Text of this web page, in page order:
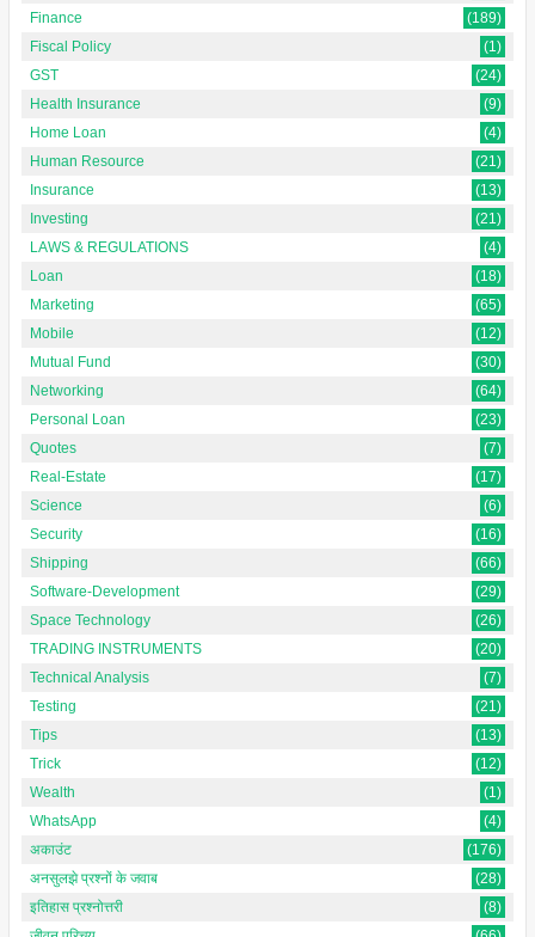
Finance
(189)
Fiscal Policy
(1)
GST
(24)
Health Insurance
(9)
Home Loan
(4)
Human Resource
(21)
Insurance
(13)
Investing
(21)
LAWS & REGULATIONS
(4)
Loan
(18)
Marketing
(65)
Mobile
(12)
Mutual Fund
(30)
Networking
(64)
Personal Loan
(23)
Quotes
(7)
Real-Estate
(17)
Science
(6)
Security
(16)
Shipping
(66)
Software-Development
(29)
Space Technology
(26)
TRADING INSTRUMENTS
(20)
Technical Analysis
(7)
Testing
(21)
Tips
(13)
Trick
(12)
Wealth
(1)
WhatsApp
(4)
अकाउंट
(176)
अनसुलझे प्रश्नों के जवाब
(28)
इतिहास प्रश्नोत्तरी
(8)